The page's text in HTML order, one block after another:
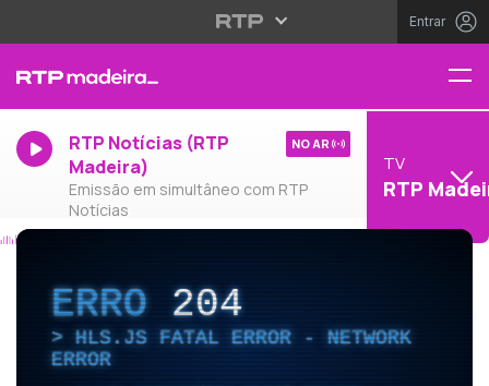
Entrar
RTP Notícias (RTP
Madeira)
Emissão em simultâneo com RTP
Notícias
NO AR
TV
RTP
ERRO204
HLS.JS FATAL ERROR - NETWORK
ERROR